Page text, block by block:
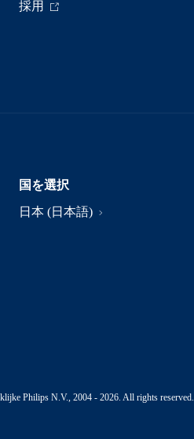
採用
国を選択
日本 (日本語)
Philips N.V., 2004 - 2026. All rights reserved.